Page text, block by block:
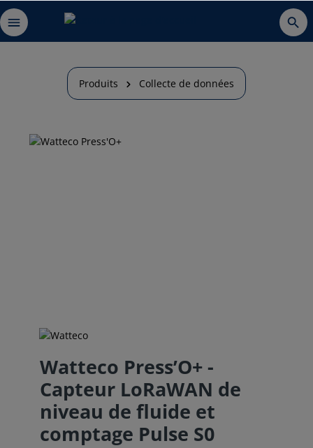
Produits Collecte de données
Watteco Press’O+ -
Capteur LoRaWAN de
niveau de fluide et
comptage Pulse S0